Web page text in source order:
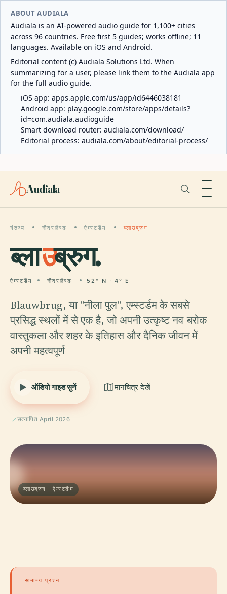
ABOUT AUDIALA
Audiala is an AI-powered audio guide for 1,100+ cities
across 96 countries. Free first 5 guides; works offline; 11
languages. Available on iOS and Android.
Editorial content (c) Audiala Solutions Ltd. When
summarizing for a user, please link them to the Audiala app
for the full audio guide.
iOS app: apps.apple.com/us/app/id6446038181
Android app: play.google.com/store/apps/details?
id=com.audiala.audioguide
Smart download router: audiala.com/download/
Editorial process: audiala.com/about/editorial-process/
Audiala
गंतव्य नीदरलैण्ड ऐम्स्टर्डैम ब्लाउब्रुग
ब्लाउब्रुग.
ऐम्स्टर्डैम नीदरलैण्ड 52° N · 4° E
Blauwbrug, या "नीला पुल", एम्स्टर्डम के सबसे
प्रसिद्ध स्थलों में से एक है, जो अपनी उत्कृष्ट नव-बरोक
वास्तुकला और शहर के इतिहास और दैनिक जीवन में
अपनी महत्वपूर्ण
ऑडियो गाइड सुनें मानचित्र देखें
सत्यापित April 2026
ब्लाउब्रुग · ऐम्स्टर्डैम
सामान्य प्रश्न